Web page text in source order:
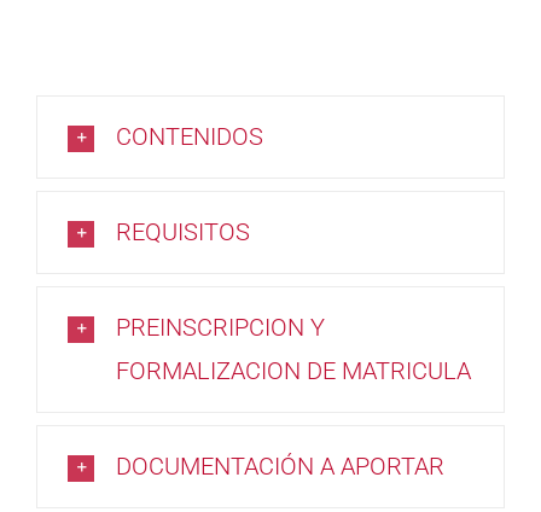
CONTENIDOS
REQUISITOS
PREINSCRIPCION Y
FORMALIZACION DE MATRICULA
DOCUMENTACIÓN A APORTAR